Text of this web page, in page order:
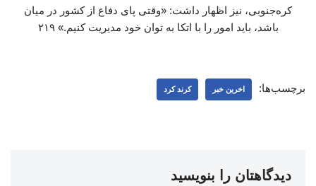
کره‌جنوبی، نیز اظهار داشت: «وقتی پای دفاع از کشور در میان
باشد، باید امور را با اتکا به توان خود مدیریت کنیم.» ۲۱۹
برچسب‌ها: اخرین خبر کرند کرد
دیدگاهتان را بنویسید